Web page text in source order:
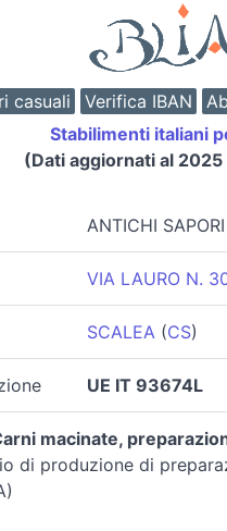
casuali Verifica IBAN
Stabilimenti italiani
(Dati aggiornati al
ANTICHI
VIA LAURO N.
SCALEA(CS)
UE IT 93674L
macinate,
di produzione di